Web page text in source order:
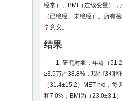
经常）、BMI（连续变量）
（已绝经、未绝经）。所有
学意义。
结果
1. 研究对象：年龄（
≥3.5万占38.8%，现在吸烟
（31.4±15.2）MET-h/d，
和7.0%；BMI为（23.0±3.1